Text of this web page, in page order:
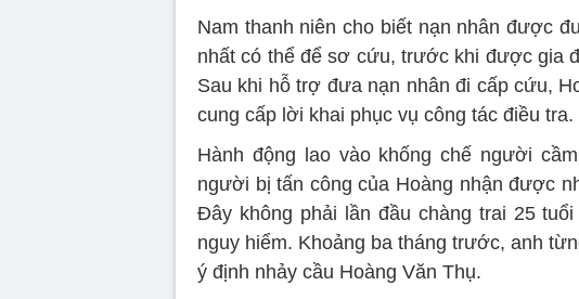
Nam thanh niên cho biết nạn nhân được
nhất có thể để sơ cứu, trước khi được gia
Sau khi hỗ trợ đưa nạn nhân đi cấp cứu,
cung cấp lời khai phục vụ công tác điều tra.
Hành động lao vào khống chế người
người bị tấn công của Hoàng nhận được
Đây không phải lần đầu chàng trai 25
nguy hiểm. Khoảng ba tháng trước, anh
ý định nhảy cầu Hoàng Văn Thụ.